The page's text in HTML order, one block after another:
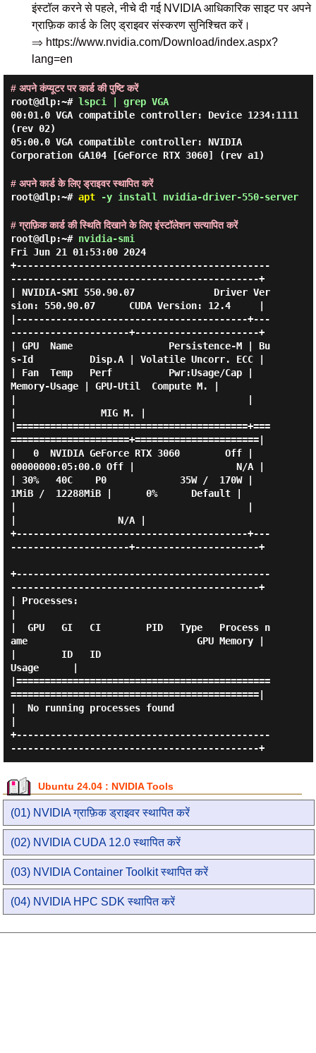
इंस्टॉल करने से पहले, नीचे दी गई NVIDIA आधिकारिक साइट पर अपने
ग्राफ़िक कार्ड के लिए ड्राइवर संस्करण सुनिश्चित करें।
⇒ https://www.nvidia.com/Download/index.aspx?
lang=en
# अपने कंप्यूटर पर कार्ड की पुष्टि करें
root@dlp:~# lspci | grep VGA
00:01.0 VGA compatible controller: Device 1234:1111
(rev 02)
05:00.0 VGA compatible controller: NVIDIA
Corporation GA104 [GeForce RTX 3060] (rev a1)
# अपने कार्ड के लिए ड्राइवर स्थापित करें
root@dlp:~# apt-y install nvidia-driver-550-server
# ग्राफ़िक कार्ड की स्थिति दिखाने के लिए इंस्टॉलेशन सत्यापित करें
root@dlp:~# nvidia-smi
Fri Jun 21 01:53:00 2024
+---------------------------------------------
--------------------------------------------+
| NVIDIA-SMI 550.90.07              Driver Ver
sion: 550.90.07      CUDA Version: 12.4     |
|-----------------------------------------+---
---------------------+----------------------+
| GPU  Name                 Persistence-M | Bu
s-Id          Disp.A | Volatile Uncorr. ECC |
| Fan  Temp   Perf          Pwr:Usage/Cap |
Memory-Usage | GPU-Util  Compute M. |
|               MIG M. |
|=========================================+===
=====================+======================|
|   0  NVIDIA GeForce RTX 3060        Off |
00000000:05:00.0 Off |                  N/A |
| 30%   40C    P0             35W /  170W |
1MiB /  12288MiB |      0%      Default |
|                  N/A |
+-----------------------------------------+---
---------------------+----------------------+
+---------------------------------------------
--------------------------------------------+
| Processes:
|  GPU   GI   CI        PID   Type   Process n
ame                              GPU Memory |
|        ID   ID
Usage      |
|=============================================
============================================|
|  No running processes found
+---------------------------------------------
--------------------------------------------+
Ubuntu 24.04 : NVIDIA Tools
(01) NVIDIA ग्राफ़िक ड्राइवर स्थापित करें
(02) NVIDIA CUDA 12.0 स्थापित करें
(03) NVIDIA Container Toolkit स्थापित करें
(04) NVIDIA HPC SDK स्थापित करें